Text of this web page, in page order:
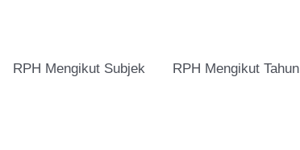
RPH Mengikut Subjek RPH Mengikut Tahun